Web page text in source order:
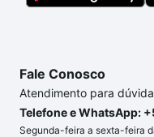
Fale Conosco
Atendimento para
Telefone e WhatsApp:
Segunda-feira a sexta-feira